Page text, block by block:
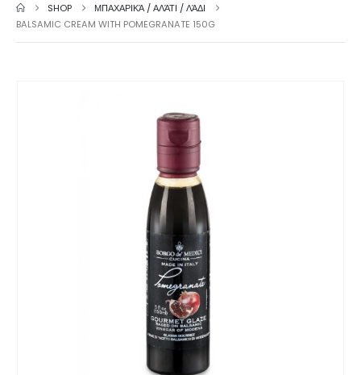
SHOP
ΜΠΑΧΑΡΙΚΆ / ΑΛΆΤΙ / ΛΆΔΙ
BALSAMIC CREAM WITH POMEGRANATE 150G